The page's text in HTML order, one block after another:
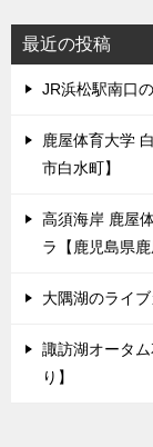
最近の投稿
JR浜松駅南口
鹿屋体育大学
市白水町】
高須海岸 鹿屋
ラ【鹿児島県鹿
大隅湖のライ
諏訪湖オータ
り】